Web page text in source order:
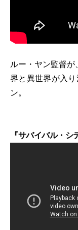
ルー・ヤン監督
界と異世界が入
ン。
『サバイバル・シ